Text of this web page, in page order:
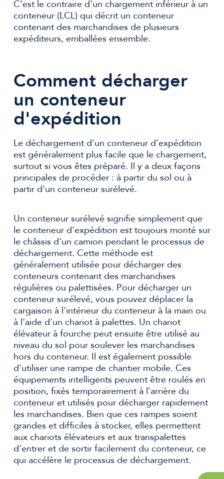
C'est le contraire d'un chargement inférieur à un
conteneur (LCL) qui décrit un conteneur
contenant des marchandises de plusieurs
expéditeurs, emballées ensemble.
Comment décharger
un conteneur
d'expédition
Le déchargement d'un conteneur d'expédition
est généralement plus facile que le chargement,
surtout si vous êtes préparé. Il y a deux façons
principales de procéder : à partir du sol ou à
partir d'un conteneur surélevé.
Un conteneur surélevé signifie simplement que
le conteneur d'expédition est toujours monté sur
le châssis d'un camion pendant le processus de
déchargement. Cette méthode est
généralement utilisée pour décharger des
conteneurs contenant des marchandises
régulières ou palettisées. Pour décharger un
conteneur surélevé, vous pouvez déplacer la
cargaison à l'intérieur du conteneur à la main ou
à l'aide d'un chariot à palettes. Un chariot
élévateur à fourche peut ensuite être utilisé au
niveau du sol pour soulever les marchandises
hors du conteneur. Il est également possible
d'utiliser une rampe de chantier mobile. Ces
équipements intelligents peuvent être roulés en
position, fixés temporairement à l'arrière du
conteneur et utilisés pour décharger rapidement
les marchandises. Bien que ces rampes soient
grandes et difficiles à stocker, elles permettent
aux chariots élévateurs et aux transpalettes
d'entrer et de sortir facilement du conteneur, ce
qui accélère le processus de déchargement.